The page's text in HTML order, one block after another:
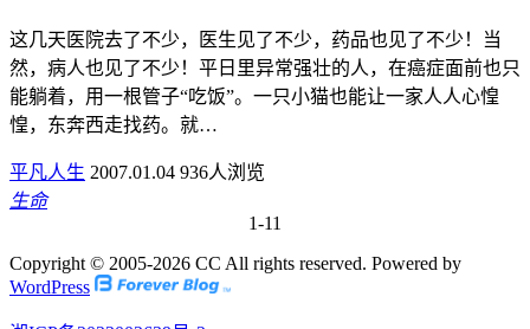
这几天医院去了不少，医生见了不少，药品也见了不少！当
然，病人也见了不少！平日里异常强壮的人，在癌症面前也只
能躺着，用一根管子“吃饭”。一只小猫也能让一家人人心惶
惶，东奔西走找药。就…
平凡人生 2007.01.04 936人浏览
生命
1-11
Copyright © 2005-2026 CC All rights reserved. Powered by
WordPress